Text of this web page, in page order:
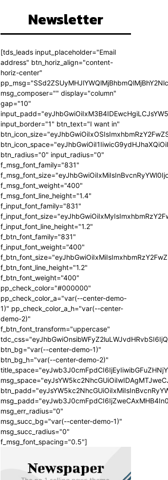
Newsletter
[tds_leads input_placeholder="Email
address" btn_horiz_align="content-
horiz-center"
msg_composer="" display="column"
gap="10"
input_border="1" btn_text="I want in"
btn_radius="0" input_radius="0"
f_msg_font_family="831"
f_msg_font_weight="400"
f_msg_font_line_height="1.4"
f_input_font_family="831"
f_input_font_line_height="1.2"
f_btn_font_family="831"
f_input_font_weight="400"
f_btn_font_line_height="1.2"
f_btn_font_weight="400"
pp_check_color="#000000"
pp_check_color_a="var(--center-demo-
1)" pp_check_color_a_h="var(--center-
demo-2)"
f_btn_font_transform="uppercase"
btn_bg="var(--center-demo-1)"
btn_bg_h="var(--center-demo-2)"
msg_err_radius="0"
msg_succ_bg="var(--center-demo-1)"
msg_succ_radius="0"
f_msg_font_spacing="0.5"]